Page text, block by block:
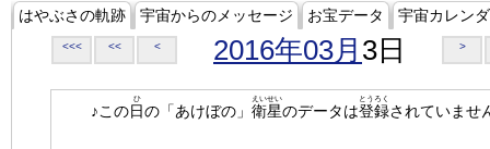
はやぶさの軌跡 宇宙からのメッセージ お宝データ 宇宙カレン
<<< << < 2016年03月 3日 >
♪この日
ひ
の「あけぼの」 衛星
えいせい
のデータは登録
とうろく
されていませ